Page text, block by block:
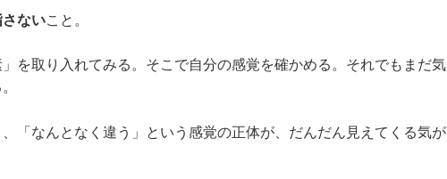
ないこと。
を取り入れてみる。そこで自分の感覚を確かめる。それでもまだ気
「なんとなく違う」という感覚の正体が、だんだん見えてくる気が